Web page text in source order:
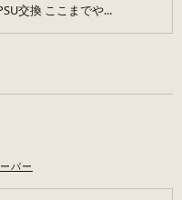
交換 ここまでや...
バー